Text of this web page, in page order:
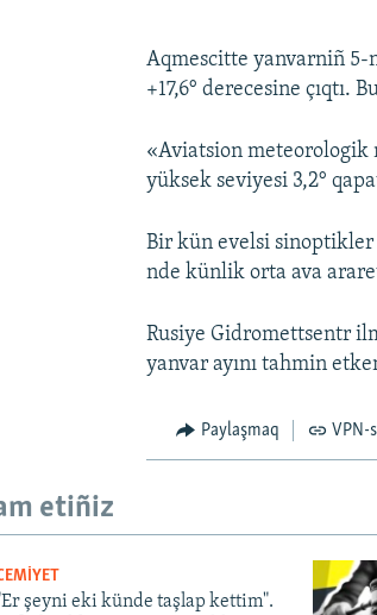
Aqmescitte yanvarniñ 5-
+17,6° derecesine çıqtı.
«Aviatsion meteorologik
yüksek seviyesi 3,2°
Bir kün evelsi sinoptikler
nde künlik orta ava
Rusiye Gidromettsentr
yanvar ayını tahmin
Paylaşmaq VPN-
etiñiz
şeyni eki künde taşlap kettim".